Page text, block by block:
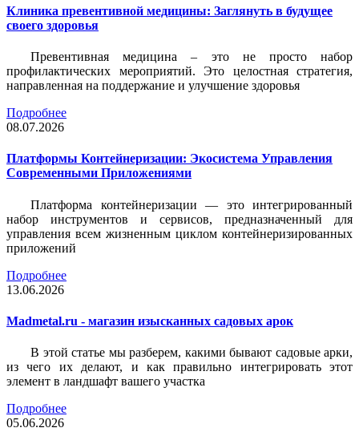
Клиника превентивной медицины: Заглянуть в будущее
своего здоровья
Превентивная медицина – это не просто набор
профилактических мероприятий. Это целостная стратегия,
направленная на поддержание и улучшение здоровья
Подробнее
08.07.2026
Платформы Контейнеризации: Экосистема Управления
Современными Приложениями
Платформа контейнеризации — это интегрированный
набор инструментов и сервисов, предназначенный для
управления всем жизненным циклом контейнеризированных
приложений
Подробнее
13.06.2026
Madmetal.ru - магазин изысканных садовых арок
В этой статье мы разберем, какими бывают садовые арки,
из чего их делают, и как правильно интегрировать этот
элемент в ландшафт вашего участка
Подробнее
05.06.2026